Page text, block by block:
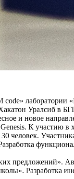
code»
Уралсиб в
и новое
К участию в
человек.
предложений».
Разработка